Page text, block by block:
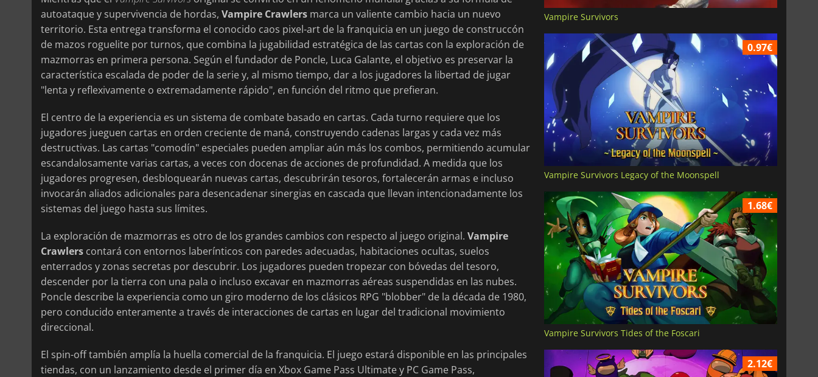
autoataque y supervivencia de hordas, Vampire Crawlers marca un valiente cambio hacia un nuevo
territorio. Esta entrega transforma el conocido caos pixel-art de la franquicia en un juego de construccón
de mazos roguelite por turnos, que combina la jugabilidad estratégica de las cartas con la exploración de
mazmorras en primera persona. Según el fundador de Poncle, Luca Galante, el objetivo es preservar la
característica escalada de poder de la serie y, al mismo tiempo, dar a los jugadores la libertad de jugar
"lenta y reflexivamente o extremadamente rápido", en función del ritmo que prefieran.
El centro de la experiencia es un sistema de combate basado en cartas. Cada turno requiere que los
jugadores jueguen cartas en orden creciente de maná, construyendo cadenas largas y cada vez más
destructivas. Las cartas "comodín" especiales pueden ampliar aún más los combos, permitiendo acumular
escandalosamente varias cartas, a veces con docenas de acciones de profundidad. A medida que los
jugadores progresen, desbloquearán nuevas cartas, descubrirán tesoros, fortalecerán armas e incluso
invocarán aliados adicionales para desencadenar sinergias en cascada que llevan intencionadamente los
sistemas del juego hasta sus límites.
La exploración de mazmorras es otro de los grandes cambios con respecto al juego original. Vampire
Crawlers contará con entornos laberínticos con paredes adecuadas, habitaciones ocultas, suelos
enterrados y zonas secretas por descubrir. Los jugadores pueden tropezar con bóvedas del tesoro,
descender por la tierra con una pala o incluso excavar en mazmorras aéreas suspendidas en las nubes.
Poncle describe la experiencia como un giro moderno de los clásicos RPG "blobber" de la década de 1980,
pero conducido enteramente a través de interacciones de cartas en lugar del tradicional movimiento
direccional.
El spin-off también amplía la huella comercial de la franquicia. El juego estará disponible en las principales
tiendas, con un lanzamiento desde el primer día en Xbox Game Pass Ultimate y PC Game Pass,
Vampire Survivors
0.97€
Vampire Survivors Legacy of the Moonspell
1.68€
Vampire Survivors Tides of the Foscari
2.12€